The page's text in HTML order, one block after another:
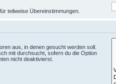
teilweise Übereinstimmungen.
aus, in denen gesucht werden soll.
mit durchsucht, sofern du die Option
nicht deaktivierst.